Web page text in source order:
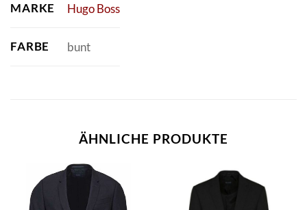
MARKE Hugo Boss
FARBE bunt
ÄHNLICHE PRODUKTE